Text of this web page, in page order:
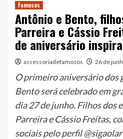
Famosos
Antônio e Bento,
Parreira e Cássio
de aniversário
assessoriadefamosos 26 de
O primeiro aniversário dos
Bento será celebrado em
dia 27 de junho. Filhos dos
Parreira e Cássio Freitas,
sociais pelo perfil